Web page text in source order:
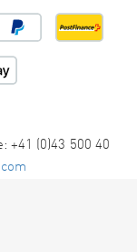
+41 (0)43 500 40